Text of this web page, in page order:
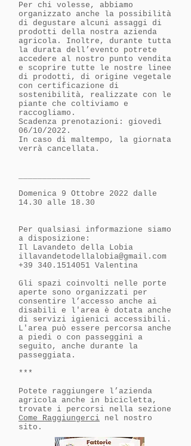
Per chi volesse, abbiamo
organizzato anche la possibilità
di degustare alcuni assaggi di
prodotti della nostra azienda
agricola. Inoltre, durante tutta
la durata dell’evento potrete
accedere al nostro punto vendita
e scoprire tutte le nostre linee
di prodotti, di origine vegetale
con certificazione di
sostenibilità, realizzate con le
piante che coltiviamo e
raccogliamo.
Scadenza prenotazioni: giovedì
06/10/2022.
In caso di maltempo, la giornata
verrà cancellata.
Domenica 9 Ottobre 2022 dalle
14.30 alle 18.30
Per qualsiasi informazione siamo
a disposizione:
Il Lavandeto della Lobia
illavandetodellalobia@gmail.com
+39 340.1514051 Valentina
​Gli spazi coinvolti nelle porte
aperte sono organizzati per
consentire l’accesso anche ai
disabili e l'area è dotata anche
di servizi igienici accessibili.
L'area può essere percorsa anche
a piedi o con passeggini a
seguito, anche durante la
passeggiata.
***
Potete raggiungere l’azienda
agricola anche in bicicletta,
trovate i percorsi nella sezione
Come Raggiungerci nel nostro
sito.